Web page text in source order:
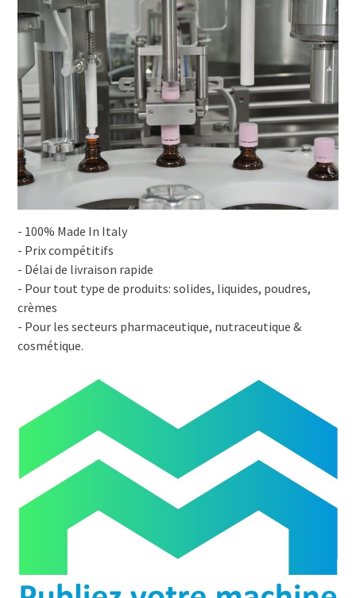
- 100% Made In Italy
- Prix compétitifs
- Délai de livraison rapide
- Pour tout type de produits: solides, liquides, poudres,
crèmes
- Pour les secteurs pharmaceutique, nutraceutique &
cosmétique.